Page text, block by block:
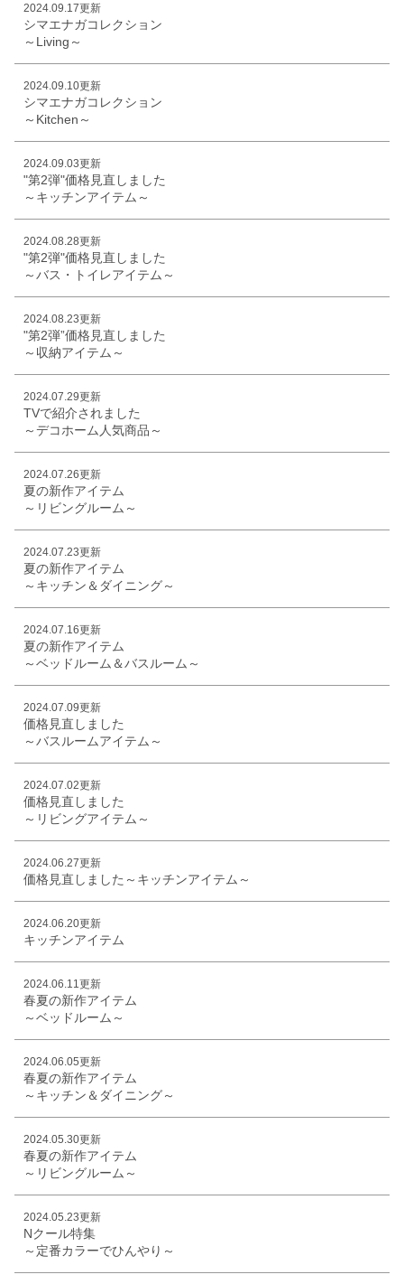
2024.09.17更新
シマエナガコレクション
～Living～
2024.09.10更新
シマエナガコレクション
～Kitchen～
2024.09.03更新
"第2弾"価格見直しました
～キッチンアイテム～
2024.08.28更新
"第2弾"価格見直しました
～バス・トイレアイテム～
2024.08.23更新
"第2弾”価格見直しました
～収納アイテム～
2024.07.29更新
TVで紹介されました
～デコホーム人気商品～
2024.07.26更新
夏の新作アイテム
～リビングルーム～
2024.07.23更新
夏の新作アイテム
～キッチン＆ダイニング～
2024.07.16更新
夏の新作アイテム
～ベッドルーム＆バスルーム～
2024.07.09更新
価格見直しました
～バスルームアイテム～
2024.07.02更新
価格見直しました
～リビングアイテム～
2024.06.27更新
価格見直しました～キッチンアイテム～
2024.06.20更新
キッチンアイテム
2024.06.11更新
春夏の新作アイテム
～ベッドルーム～
2024.06.05更新
春夏の新作アイテム
～キッチン＆ダイニング～
2024.05.30更新
春夏の新作アイテム
～リビングルーム～
2024.05.23更新
Nクール特集
～定番カラーでひんやり～